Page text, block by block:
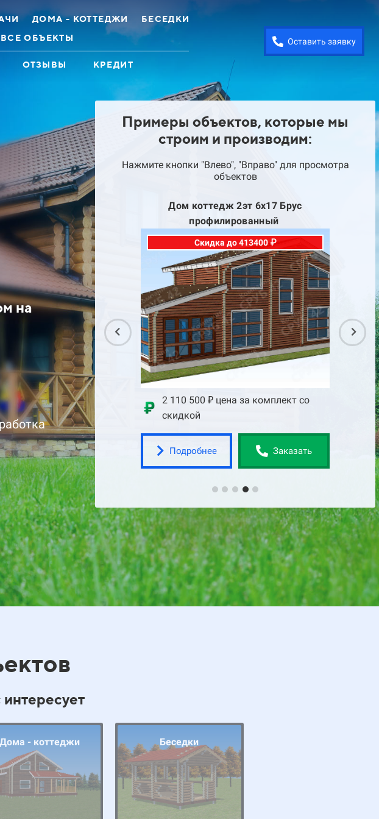
ДОМА - КОТТЕДЖИ
БЕСЕДКИ
ВСЕ ОБЪЕКТЫ
ОТЗЫВЫ КРЕДИТ
Оставить заявку
на
Примеры объектов, которые мы
строим и производим:
Нажмите кнопки "Влево", "Вправо" для просмотра
объектов
коттедж 11х13
бревно
до 329600 ₽
₽ цена за комплект со
Заказать
Дом коттедж 2эт 6х17 Брус
профилированный
Скидка до 413400 ₽
2 110 500 ₽ цена за комплект со
скидкой
Подробнее Заказать
2
Дома - коттеджи Беседки